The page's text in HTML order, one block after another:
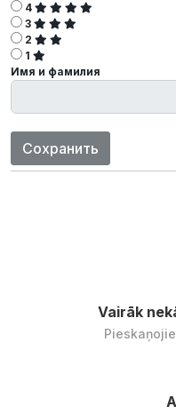
4
3
2
1
Имя и фамилия
Сохранить
Vairāk